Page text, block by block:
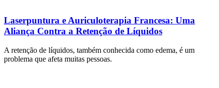
Laserpuntura e Auriculoterapia Francesa: Uma
Aliança Contra a Retenção de Líquidos
A retenção de líquidos, também conhecida como edema, é um
problema que afeta muitas pessoas.